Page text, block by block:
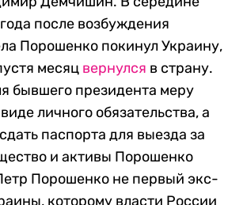
после возбуждения
Порошенко покинул Украину,
месяц вернулся в страну.
бывшего президента меру
личного обязательства, а
паспорта для выезда за
и активы Порошенко
Порошенко не первый экс-
которому власти России